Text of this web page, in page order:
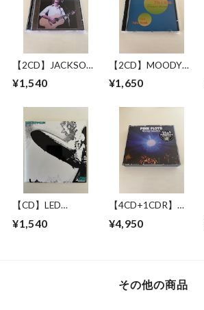
【2CD】JACKSON
BROWNE / LONG
BEACH 1978 MIKE
CASSETTES
¥1,540
【2CD】MOODY
BLUES WITH
SYMPHONY
JUNE 1993
¥1,650
【CD】LED
ZEPPELIN
¥1,540
【4CD+1CDR】
RAVING LUNATICS
¥4,950
その他の商品